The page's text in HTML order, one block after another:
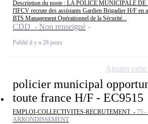
Description du poste : LA POLICE MUNICIPALE DE
l'IFCV recrute des assistants Gardien Brigadier H/F en
BTS Management Opérationnel de la Sécurité...
CDD - Non renseigné
Publié il y a 28 jours
policier municipal
toute france H/F - EC9515
EMPLOI-COLLECTIVITES-RECRUTEMENT - 75 -
ARRONDISSEMENT
Ajouter